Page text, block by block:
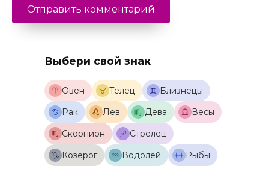
Выбери свой знак
Овен Телец
Близнецы
Рак
Лев Дева
Весы
Скорпион
Стрелец
Козерог
Водолей Рыбы